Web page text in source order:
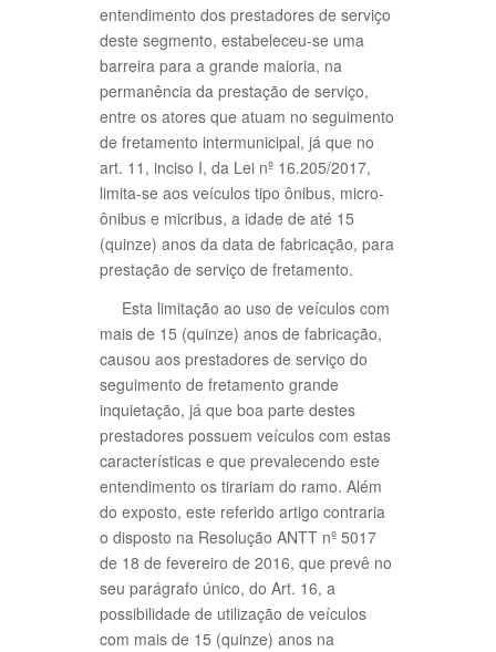
entendimento dos prestadores de serviço
deste segmento, estabeleceu-se uma
barreira para a grande maioria, na
permanência da prestação de serviço,
entre os atores que atuam no seguimento
de fretamento intermunicipal, já que no
art. 11, inciso I, da Lei nº 16.205/2017,
limita-se aos veículos tipo ônibus, micro-
ônibus e micribus, a idade de até 15
(quinze) anos da data de fabricação, para
prestação de serviço de fretamento.
Esta limitação ao uso de veículos com
mais de 15 (quinze) anos de fabricação,
causou aos prestadores de serviço do
seguimento de fretamento grande
inquietação, já que boa parte destes
prestadores possuem veículos com estas
características e que prevalecendo este
entendimento os tirariam do ramo. Além
do exposto, este referido artigo contraria
o disposto na Resolução ANTT nº 5017
de 18 de fevereiro de 2016, que prevê no
seu parágrafo único, do Art. 16, a
possibilidade de utilização de veículos
com mais de 15 (quinze) anos na